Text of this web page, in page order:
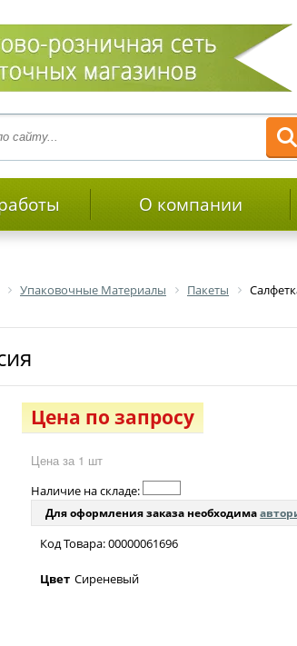
О компании
Упаковочные Материалы Пакеты
Цена по запросу
Цена за 1 шт
Наличие на складе:
Для оформления заказа необходима
Код Товара: 00000061696
Цвет Сиреневый